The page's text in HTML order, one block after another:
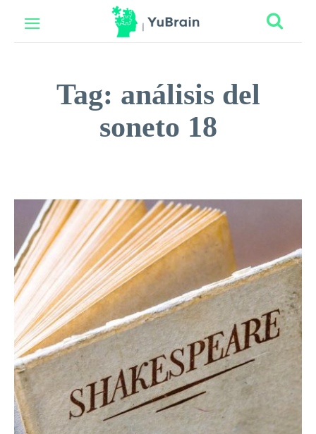
Tag: análisis del
soneto 18